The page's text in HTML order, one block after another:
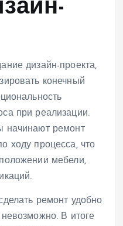
дизайн-проекта,
конечный
при реализации.
начинают ремонт
ходу процесса, что
мебели,
ремонт удобно
В итоге